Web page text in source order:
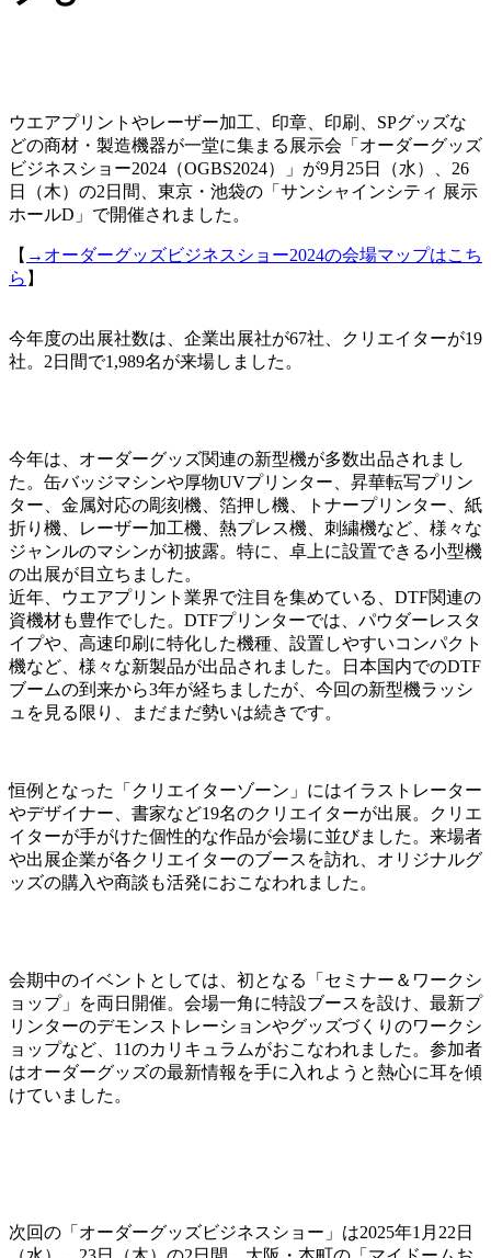
ウエアプリントやレーザー加工、印章、印刷、SPグッズな
どの商材・製造機器が一堂に集まる展示会「オーダーグッズ
ビジネスショー2024（OGBS2024）」が9月25日（水）、26
日（木）の2日間、東京・池袋の「サンシャインシティ 展示
ホールD」で開催されました。
【 →オーダーグッズビジネスショー2024の会場マップはこち
ら 】
今年度の出展社数は、企業出展社が67社、クリエイターが19
社。2日間で1,989名が来場しました。
今年は、オーダーグッズ関連の新型機が多数出品されまし
た。缶バッジマシンや厚物UVプリンター、昇華転写プリン
ター、金属対応の彫刻機、箔押し機、トナープリンター、紙
折り機、レーザー加工機、熱プレス機、刺繍機など、様々な
ジャンルのマシンが初披露。特に、卓上に設置できる小型機
の出展が目立ちました。
近年、ウエアプリント業界で注目を集めている、DTF関連の
資機材も豊作でした。DTFプリンターでは、パウダーレスタ
イプや、高速印刷に特化した機種、設置しやすいコンパクト
機など、様々な新製品が出品されました。日本国内でのDTF
ブームの到来から3年が経ちましたが、今回の新型機ラッシ
ュを見る限り、まだまだ勢いは続きです。
恒例となった「クリエイターゾーン」にはイラストレーター
やデザイナー、書家など19名のクリエイターが出展。クリエ
イターが手がけた個性的な作品が会場に並びました。来場者
や出展企業が各クリエイターのブースを訪れ、オリジナルグ
ッズの購入や商談も活発におこなわれました。
会期中のイベントとしては、初となる「セミナー＆ワークシ
ョップ」を両日開催。会場一角に特設ブースを設け、最新プ
リンターのデモンストレーションやグッズづくりのワークシ
ョップなど、11のカリキュラムがおこなわれました。参加者
はオーダーグッズの最新情報を手に入れようと熱心に耳を傾
けていました。
次回の「オーダーグッズビジネスショー」は2025年1月22日